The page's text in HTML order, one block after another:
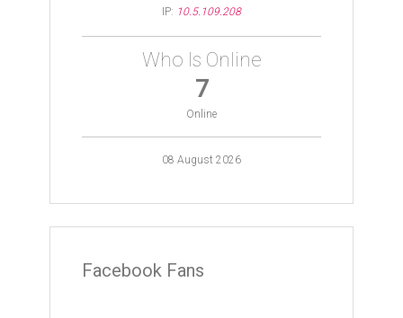
IP: 10.5.109.208
Who Is Online
7
Online
08 August 2026
Facebook Fans